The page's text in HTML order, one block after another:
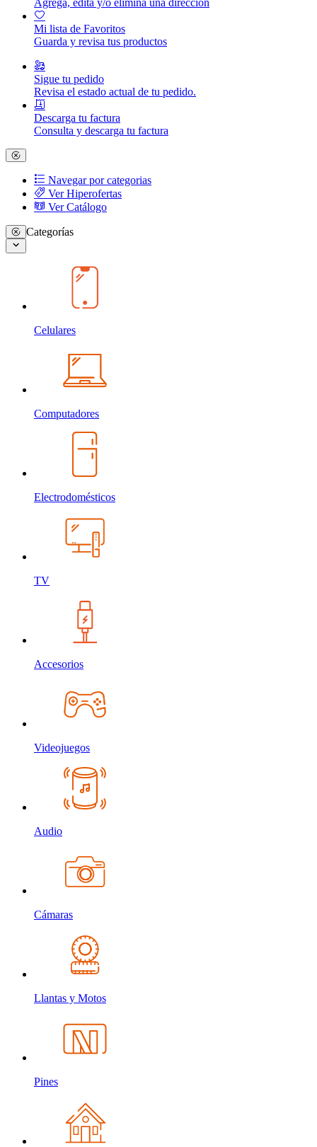
Agrega, edita y/o elimina una dirección
Mi lista de Favoritos
Guarda y revisa tus productos
Sigue tu pedido
Revisa el estado actual de tu pedido.
Descarga tu factura
Consulta y descarga tu factura
Navegar por categorias
Ver Hiperofertas
Ver Catálogo
Categorías
Celulares
Computadores
Electrodomésticos
TV
Accesorios
Videojuegos
Audio
Cámaras
Llantas y Motos
Pines